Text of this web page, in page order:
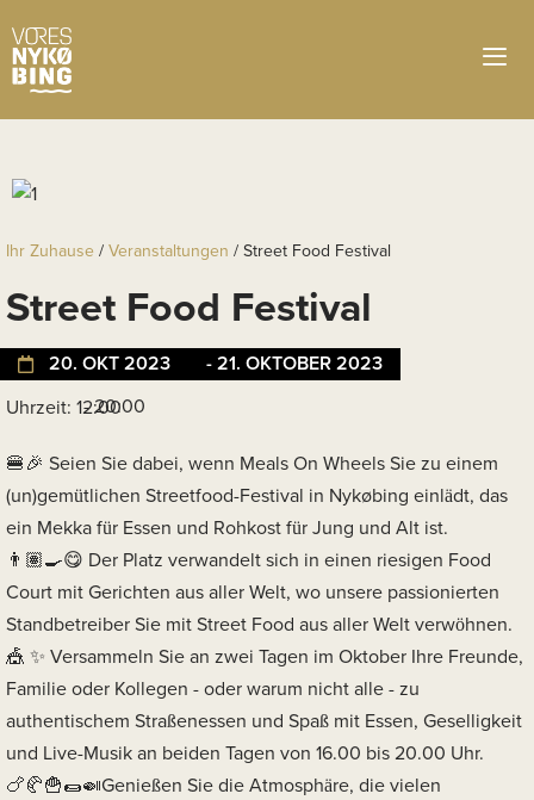
Ihr Zuhause / Veranstaltungen / Street Food Festival
Street Food Festival
20. OKT 2023
- 21. OKTOBER 2023
Uhrzeit: 12:00
- 20:00
Seien Sie dabei, wenn Meals On Wheels Sie zu einem
(un)gemütlichen Streetfood-Festival in Nykøbing einlädt, das
ein Mekka für Essen und Rohkost für Jung und Alt ist.
Der Platz verwandelt sich in einen riesigen Food
Court mit Gerichten aus aller Welt, wo unsere passionierten
Standbetreiber Sie mit Street Food aus aller Welt verwöhnen.
Versammeln Sie an zwei Tagen im Oktober Ihre Freunde,
Familie oder Kollegen - oder warum nicht alle - zu
authentischem Straßenessen und Spaß mit Essen, Geselligkeit
und Live-Musik an beiden Tagen von 16.00 bis 20.00 Uhr.
Genießen Sie die Atmosphäre, die vielen